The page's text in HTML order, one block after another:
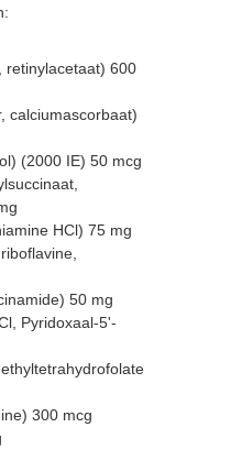
retinylacetaat) 600
calciumascorbaat)
(2000 IE) 50 mcg
HCl) 75 mg
50 mg
Pyridoxaal-5'-
300 mcg